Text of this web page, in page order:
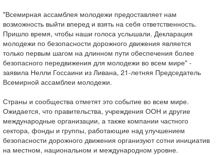
"Всемирная ассамблея молодежи предоставляет нам
возможность выйти вперед и взять на себя ответственность.
Пришло время, чтобы наши голоса услышали. Декларация
молодежи по безопасности дорожного движения является
только первым шагом на длинном пути обеспечения более
безопасного передвижения для молодежи во всем мире" -
заявила Нелли Госсаини из Ливана, 21-летняя Председатель
Всемирной ассамблеи молодежи.
Страны и сообщества отметят это событие во всем мире.
Ожидается, что правительства, учреждения ООН и другие
международные организации, а также компании частного
сектора, фонды и группы, работающие над улучшением
безопасности дорожного движения организуют сотни инициатив
на местном, национальном и международном уровне.